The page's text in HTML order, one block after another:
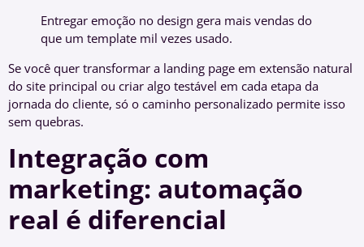
Entregar emoção no design gera mais vendas do
que um template mil vezes usado.
Se você quer transformar a landing page em extensão natural
do site principal ou criar algo testável em cada etapa da
jornada do cliente, só o caminho personalizado permite isso
sem quebras.
Integração com
marketing: automação
real é diferencial